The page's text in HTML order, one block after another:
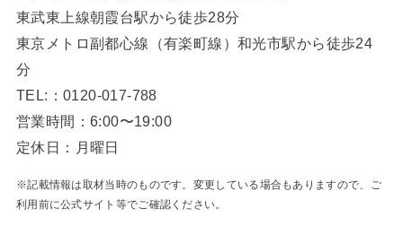
東武東上線朝霞台駅から徒歩28分
東京メトロ副都心線（有楽町線）和光市駅から徒歩24
分
TEL:：0120-017-788
営業時間：6:00〜19:00
定休日：月曜日
※記載情報は取材当時のものです。変更している場合もありますので、ご
利用前に公式サイト等でご確認ください。